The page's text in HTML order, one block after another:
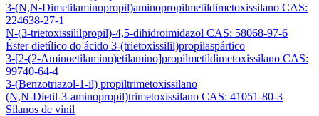
3-(N,N-Dimetilaminopropil)aminopropilmetildimetoxissilano CAS:
224638-27-1
N-(3-trietoxissililpropil)-4,5-dihidroimidazol CAS: 58068-97-6
Éster dietílico do ácido 3-(trietoxissilil)propilaspártico
3-[2-(2-Aminoetilamino)etilamino]propilmetildimetoxissilano CAS:
99740-64-4
3-(Benzotriazol-1-il) propiltrimetoxissilano
(N,N-Dietil-3-aminopropil)trimetoxissilano CAS: 41051-80-3
Silanos de vinil